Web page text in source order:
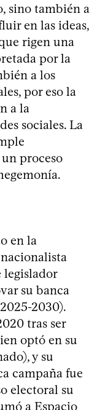
sino también a
en las ideas,
rigen una
por la
a los
por eso la
a la
sociales. La
proceso
en la
legislador
su banca
2030).
tras ser
optó en su
y su
campaña fue
electoral su
a Espacio